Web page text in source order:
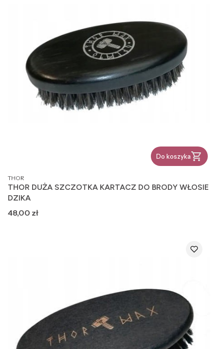
Do koszyka
PRODUCENT
THOR
THOR DUŻA SZCZOTKA KARTACZ DO BRODY WŁOSIE
DZIKA
Cena
48,00 zł